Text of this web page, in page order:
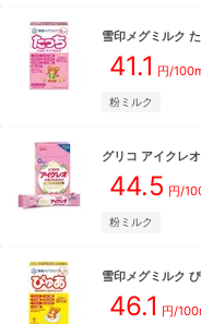
雪印メグミルク
41.1 円/
粉ミルク
グリコ アイクレ
44.5 円/
粉ミルク
雪印メグミルク
46.1 円/